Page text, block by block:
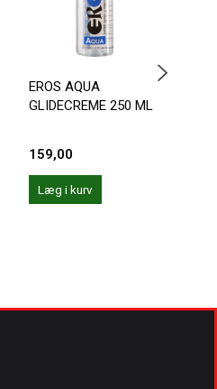
EROS AQUA
GLIDECREME 250 ML
159,00
Læg i kurv